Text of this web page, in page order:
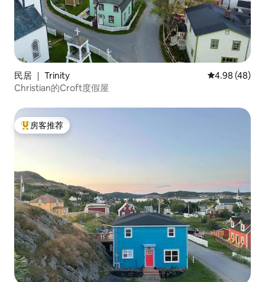
民居 ｜ Trinity 平均评分
4.98 (48)
Christian的Croft度假屋
热门「房客推荐」
房客推荐